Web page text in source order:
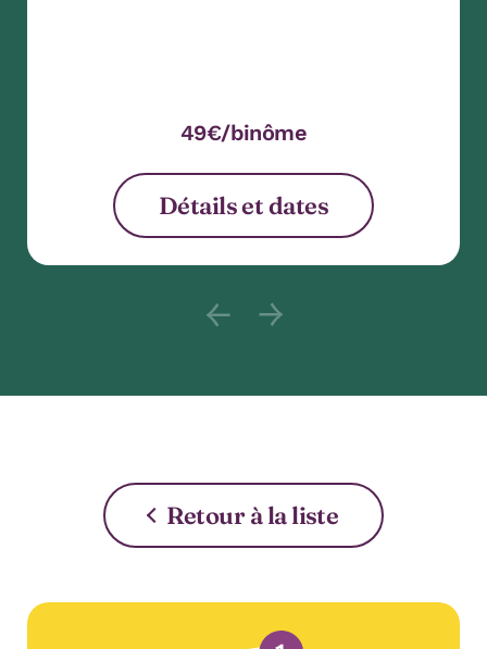
49€/binôme
Détails et dates
Previous slide content : null
Next slide content :
Retour à la liste